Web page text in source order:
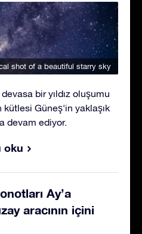
shot of a beautiful starry sky
bir yıldız oluşumu
kütlesi Güneş'in yaklaşık
devam ediyor.
oku
Ay’a
aracının içini